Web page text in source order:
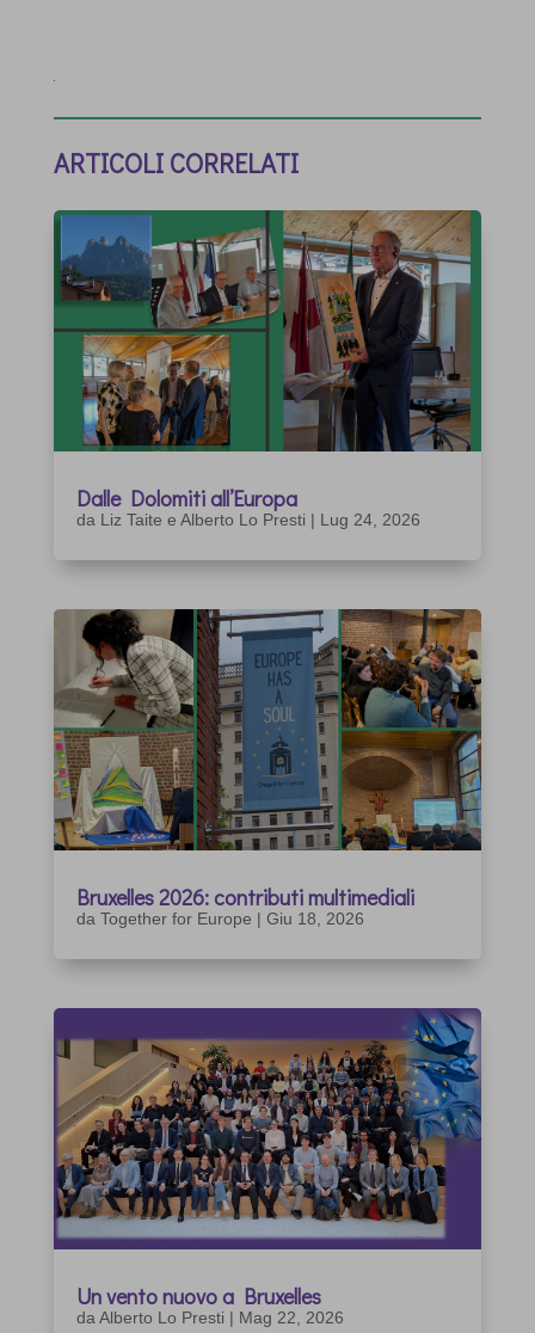
ARTICOLI CORRELATI
Dalle Dolomiti all’Europa
da Liz Taite e Alberto Lo Presti | Lug 24, 2026
Bruxelles 2026: contributi multimediali
da Together for Europe | Giu 18, 2026
Un vento nuovo a Bruxelles
da Alberto Lo Presti | Mag 22, 2026